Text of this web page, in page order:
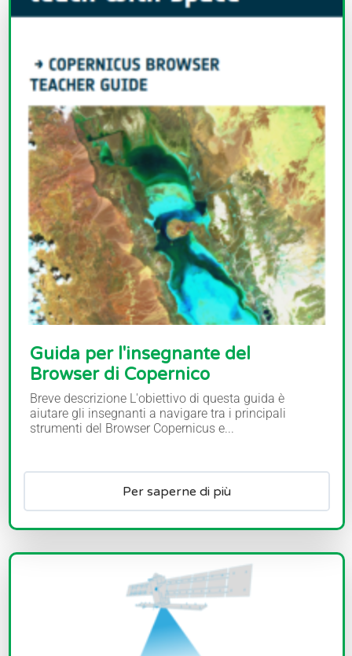
Guida per l'insegnante del
Browser di Copernico
Breve descrizione L'obiettivo di questa guida è
aiutare gli insegnanti a navigare tra i principali
strumenti del Browser Copernicus e...
Per saperne di più